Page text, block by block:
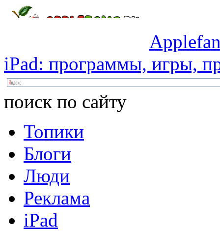
iPad: программы, игры,
поиск по сайту
Топики
Блоги
Люди
Реклама
iPad